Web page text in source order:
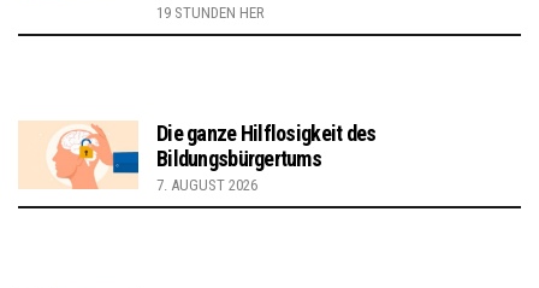
19 STUNDEN HER
Die ganze Hilflosigkeit des
Bildungsbürgertums
7. AUGUST 2026